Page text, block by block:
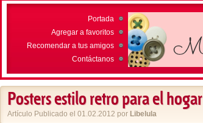
Portada
Agregar a favoritos
Recomendar a tus amigos
Contáctanos
Posters estilo retro para el hogar
Artículo Publicado el 01.02.2012 por Libelula